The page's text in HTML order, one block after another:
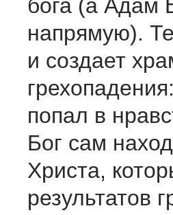
бога (а Адам
напрямую).
и создает
попал в
Бог сам
Христа,
результатов